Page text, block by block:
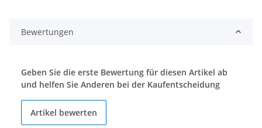
Bewertungen
Geben Sie die erste Bewertung für diesen Artikel ab
und helfen Sie Anderen bei der Kaufentscheidung
Artikel bewerten